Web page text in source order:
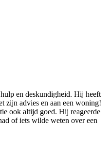
en deskundigheid. Hij heeft
zijn advies en aan een woning!
ook altijd goed. Hij reageerde
of iets wilde weten over een